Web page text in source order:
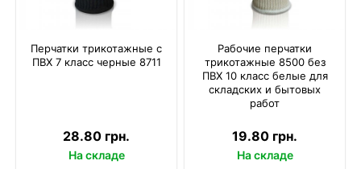
Перчатки трикотажные с
ПВХ 7 класс черные 8711
28.80 грн.
На складе
Рабочие перчатки
трикотажные 8500 без
ПВХ 10 класс белые для
складских и бытовых
работ
19.80 грн.
На складе